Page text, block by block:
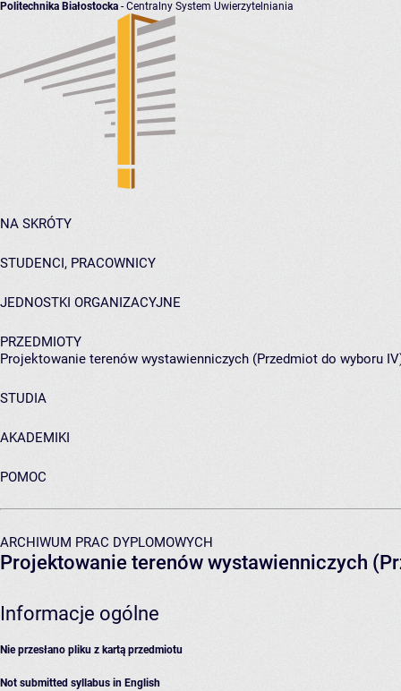
Politechnika Białostocka - Centralny System Uwierzytelniania
NA SKRÓTY
STUDENCI, PRACOWNICY
JEDNOSTKI ORGANIZACYJNE
PRZEDMIOTY
Projektowanie terenów wystawienniczych (Przedmiot do wyboru
STUDIA
AKADEMIKI
POMOC
ARCHIWUM PRAC DYPLOMOWYCH
Projektowanie terenów wystawienniczych
Informacje ogólne
Nie przesłano pliku z kartą przedmiotu
Not submitted syllabus in English